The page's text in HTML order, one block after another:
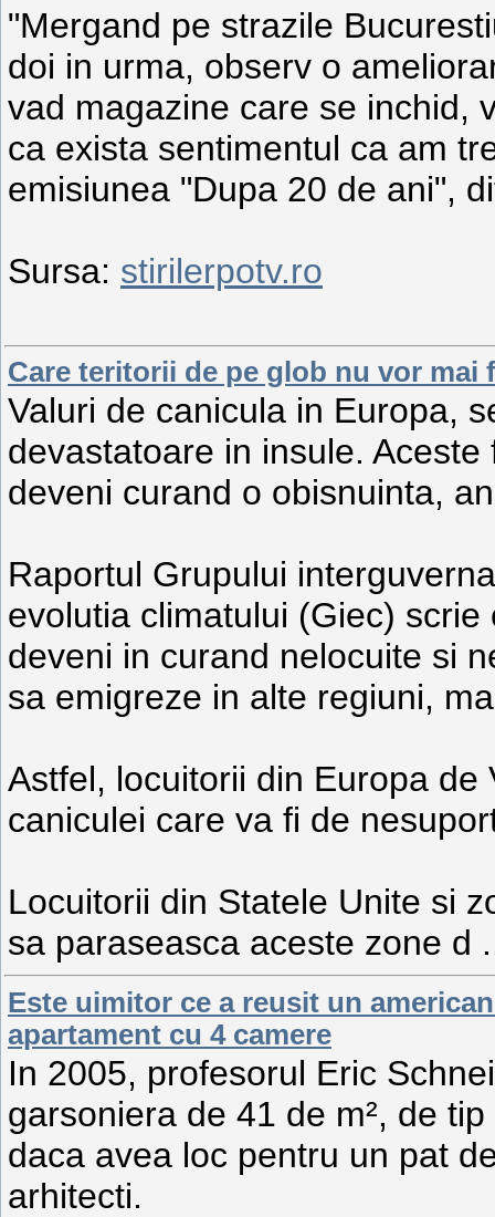
"Mergand pe strazile
doi in urma, observ o
vad magazine care se inchid,
ca exista sentimentul ca am
emisiunea "Dupa 20 de ani",
Sursa: stirilerpotv.ro
Care teritorii de pe glob nu vor
Valuri de canicula in Europa,
devastatoare in insule.
deveni curand o obisnuinta,
Raportul Grupului
evolutia climatului (Giec)
deveni in curand nelocuite si
sa emigreze in alte regiuni,
Astfel, locuitorii din Europa
caniculei care va fi de
Locuitorii din Statele Unite si
sa paraseasca aceste zone d
Este uimitor ce a reusit un
apartament cu 4 camere
In 2005, profesorul Eric
garsoniera de 41 de m², de
daca avea loc pentru un pat
arhitecti.